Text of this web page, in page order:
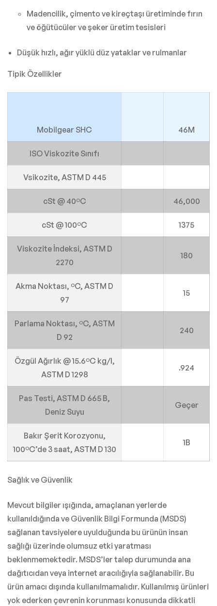
Madencilik, çimento ve kireçtaşı üretiminde fırın
ve öğütücüler ve şeker üretim tesisleri
Düşük hızlı, ağır yüklü düz yataklar ve rulmanlar
Tipik Özellikler
Mobilgear SHC 46M
ISO Viskozite Sınıfı
Vsikozite, ASTM D 445
cSt @ 40ºC 46,000
cSt @ 100ºC 1375
Viskozite İndeksi, ASTM D
2270
180
Akma Noktası, ºC, ASTM D
97
15
Parlama Noktası, ºC, ASTM
D 92
240
Özgül Ağırlık @ 15.6ºC kg/l,
ASTM D 1298
.924
Pas Testi, ASTM D 665 B,
Deniz Suyu
Geçer
Bakır Şerit Korozyonu,
100ºC’de 3 saat, ASTM D 130
1B
Sağlık ve Güvenlik
Mevcut bilgiler ışığında, amaçlanan yerlerde
kullanıldığında ve Güvenlik Bilgi Formunda (MSDS)
sağlanan tavsiyelere uyulduğunda bu ürünün insan
sağlığı üzerinde olumsuz etki yaratması
beklenmemektedir. MSDS’ler talep durumunda ana
dağıtıcıdan veya internet aracılığıyla sağlanabilir. Bu
ürün amacı dışında kullanılmamalıdır. Kullanılmış ürünleri
yok ederken çevrenin korunması konusunda dikkatli